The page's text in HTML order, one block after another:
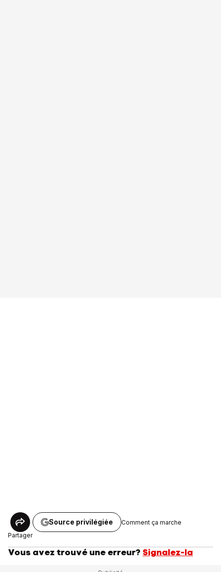
Partager
Source privilégiée Comment ça marche
Vous avez trouvé une erreur? Signalez-la